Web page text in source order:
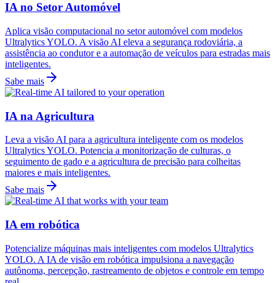
IA no Setor Automóvel
Aplica visão computacional no setor automóvel com modelos
Ultralytics YOLO. A visão AI eleva a segurança rodoviária, a
assistência ao condutor e a automação de veículos para estradas mais
inteligentes.
Sabe mais
IA na Agricultura
Leva a visão AI para a agricultura inteligente com os modelos
Ultralytics YOLO. Potencia a monitorização de culturas, o
seguimento de gado e a agricultura de precisão para colheitas
maiores e mais inteligentes.
Sabe mais
IA em robótica
Potencialize máquinas mais inteligentes com modelos Ultralytics
YOLO. A IA de visão em robótica impulsiona a navegação
autônoma, percepção, rastreamento de objetos e controle em tempo